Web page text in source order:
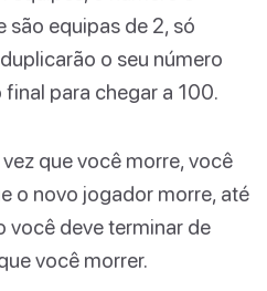
são equipas de 2, só
o seu número
para chegar a 100.
que você morre, você
o novo jogador morre, até
você deve terminar de
você morrer.